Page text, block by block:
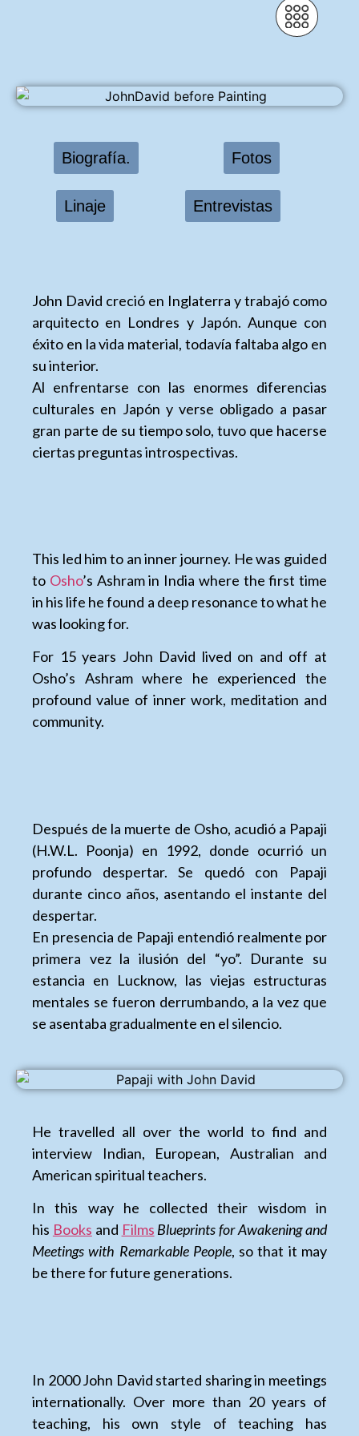
Biografía. Fotos
Linaje Entrevistas
John David creció en Inglaterra y trabajó como
arquitecto en Londres y Japón. Aunque con
éxito en la vida material, todavía faltaba algo en
su interior.
Al enfrentarse con las enormes diferencias
culturales en Japón y verse obligado a pasar
gran parte de su tiempo solo, tuvo que hacerse
ciertas preguntas introspectivas.
This led him to an inner journey. He was guided
to Osho’s Ashram in India where the first time
in his life he found a deep resonance to what he
was looking for.
For 15 years John David lived on and off at
Osho’s Ashram where he experienced the
profound value of inner work, meditation and
community.
Después de la muerte de Osho, acudió a Papaji
(H.W.L. Poonja) en 1992, donde ocurrió un
profundo despertar. Se quedó con Papaji
durante cinco años, asentando el instante del
despertar.
En presencia de Papaji entendió realmente por
primera vez la ilusión del “yo”. Durante su
estancia en Lucknow, las viejas estructuras
mentales se fueron derrumbando, a la vez que
se asentaba gradualmente en el silencio.
He travelled all over the world to find and
interview Indian, European, Australian and
American spiritual teachers.
In this way he collected their wisdom in
his Books and Films Blueprints for Awakening and
Meetings with Remarkable People, so that it may
be there for future generations.
In 2000 John David started sharing in meetings
internationally. Over more than 20 years of
teaching, his own style of teaching has